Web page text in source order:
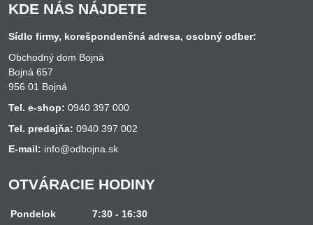
KDE NÁS NÁJDETE
Sídlo firmy, korešpondenčná adresa, osobný odber:
Obchodný dom Bojná
Bojná 657
956 01 Bojná
Tel. e-shop: 0940 397 000
Tel. predajňa: 0940 397 002
E-mail: info@odbojna.sk
OTVÁRACIE HODINY
Pondelok
7:30 - 16:30